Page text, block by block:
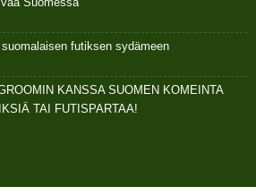
futiksen sydämeen
KANSSA SUOMEN KOMEINTA
TAI FUTISPARTAA!